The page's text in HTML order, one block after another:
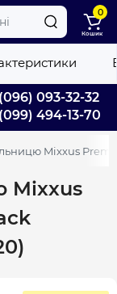
093-32-32
494-13-70
0
Кошик
Mixxus
Mixxus